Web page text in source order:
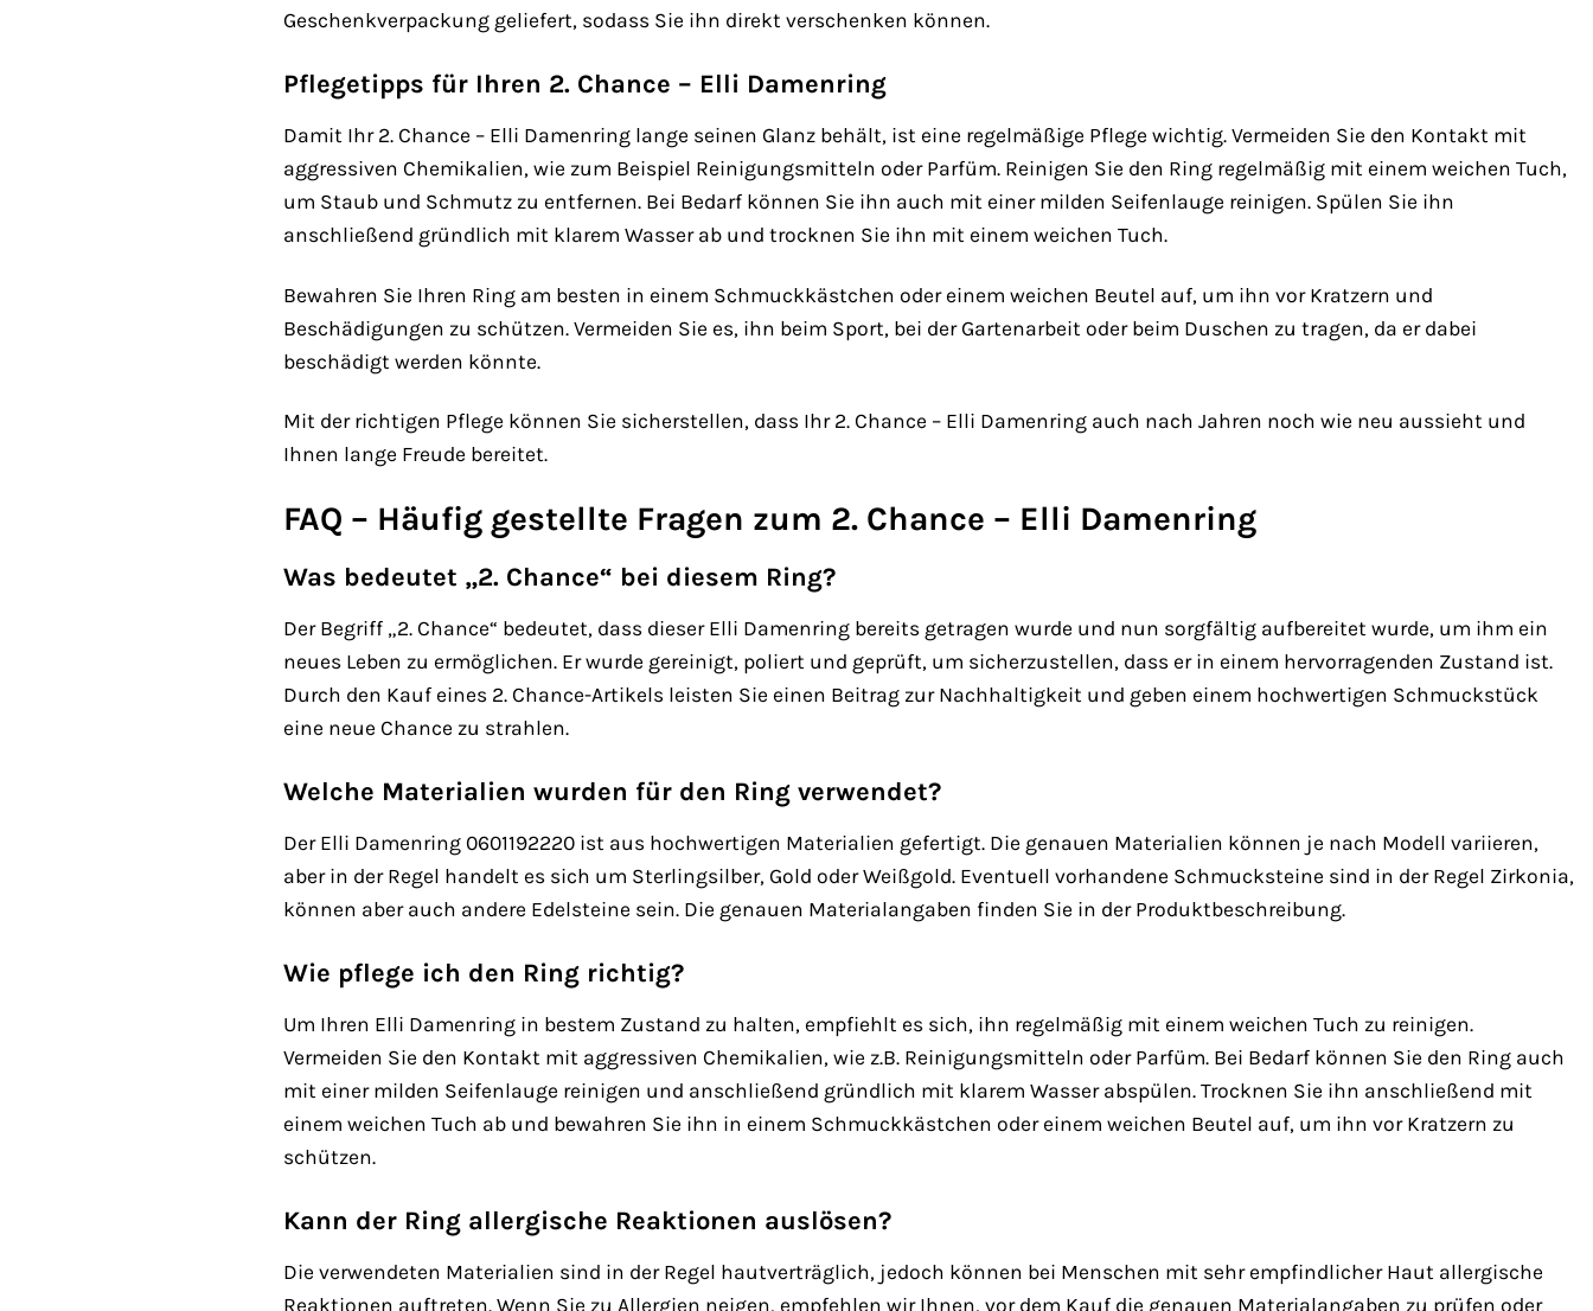
Geschenkverpackung geliefert, sodass Sie ihn direkt verschenken können.
Pflegetipps für Ihren 2. Chance – Elli Damenring
Damit Ihr 2. Chance – Elli Damenring lange seinen Glanz behält, ist eine regelmäßige Pflege wichtig. Vermeiden Sie den Kontakt mit
aggressiven Chemikalien, wie zum Beispiel Reinigungsmitteln oder Parfüm. Reinigen Sie den Ring regelmäßig mit einem weichen Tuch,
um Staub und Schmutz zu entfernen. Bei Bedarf können Sie ihn auch mit einer milden Seifenlauge reinigen. Spülen Sie ihn
anschließend gründlich mit klarem Wasser ab und trocknen Sie ihn mit einem weichen Tuch.
Bewahren Sie Ihren Ring am besten in einem Schmuckkästchen oder einem weichen Beutel auf, um ihn vor Kratzern und
Beschädigungen zu schützen. Vermeiden Sie es, ihn beim Sport, bei der Gartenarbeit oder beim Duschen zu tragen, da er dabei
beschädigt werden könnte.
Mit der richtigen Pflege können Sie sicherstellen, dass Ihr 2. Chance – Elli Damenring auch nach Jahren noch wie neu aussieht und
Ihnen lange Freude bereitet.
FAQ – Häufig gestellte Fragen zum 2. Chance – Elli Damenring
Was bedeutet „2. Chance“ bei diesem Ring?
Der Begriff „2. Chance“ bedeutet, dass dieser Elli Damenring bereits getragen wurde und nun sorgfältig aufbereitet wurde, um ihm ein
neues Leben zu ermöglichen. Er wurde gereinigt, poliert und geprüft, um sicherzustellen, dass er in einem hervorragenden Zustand ist.
Durch den Kauf eines 2. Chance-Artikels leisten Sie einen Beitrag zur Nachhaltigkeit und geben einem hochwertigen Schmuckstück
eine neue Chance zu strahlen.
Welche Materialien wurden für den Ring verwendet?
Der Elli Damenring 0601192220 ist aus hochwertigen Materialien gefertigt. Die genauen Materialien können je nach Modell variieren,
aber in der Regel handelt es sich um Sterlingsilber, Gold oder Weißgold. Eventuell vorhandene Schmucksteine sind in der Regel Zirkonia,
können aber auch andere Edelsteine sein. Die genauen Materialangaben finden Sie in der Produktbeschreibung.
Wie pflege ich den Ring richtig?
Um Ihren Elli Damenring in bestem Zustand zu halten, empfiehlt es sich, ihn regelmäßig mit einem weichen Tuch zu reinigen.
Vermeiden Sie den Kontakt mit aggressiven Chemikalien, wie z.B. Reinigungsmitteln oder Parfüm. Bei Bedarf können Sie den Ring auch
mit einer milden Seifenlauge reinigen und anschließend gründlich mit klarem Wasser abspülen. Trocknen Sie ihn anschließend mit
einem weichen Tuch ab und bewahren Sie ihn in einem Schmuckkästchen oder einem weichen Beutel auf, um ihn vor Kratzern zu
schützen.
Kann der Ring allergische Reaktionen auslösen?
Die verwendeten Materialien sind in der Regel hautverträglich, jedoch können bei Menschen mit sehr empfindlicher Haut allergische
Reaktionen auftreten. Wenn Sie zu Allergien neigen, empfehlen wir Ihnen, vor dem Kauf die genauen Materialangaben zu prüfen oder